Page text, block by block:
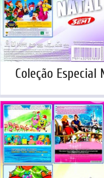
Coleção Especial